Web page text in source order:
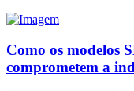
Como os modelos
comprometem a